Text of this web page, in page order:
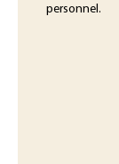
personnel.